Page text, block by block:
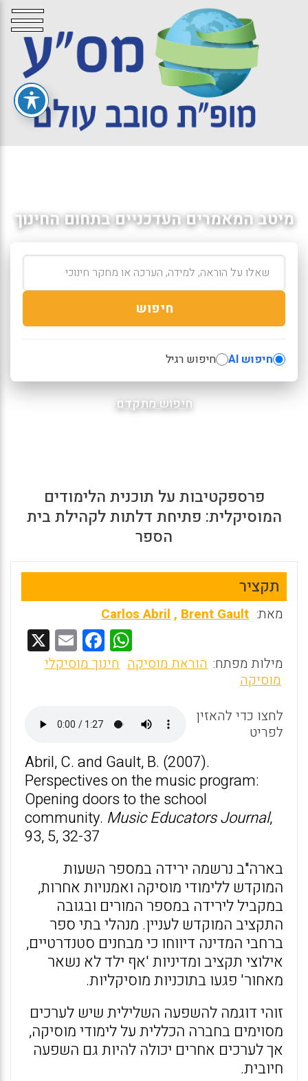
מיטב המאמרים העדכניים בתחום החינוך
חיפוש
חיפוש AI חיפוש רגיל
חיפוש מתקדם
פרספקטיבות על תוכנית הלימודים
המוסיקלית: פתיחת דלתות לקהילת בית
הספר
תקציר
מאת: Carlos Abril,Brent Gault
W
h
A
p
p
F
a
o
o
k
E
m מילות מפתח: הוראת מוסיקה חינוך מוסיקלי
מוסיקה
לחצו כדי להאזין
לפריט
Abril, C. and Gault, B. (2007).
Perspectives on the music program:
Opening doors to the school
community. Music Educators Journal,
93, 5, 32-37
בארה"ב נרשמה ירידה במספר השעות
המוקדש ללימודי מוסיקה ואמנויות אחרות,
במקביל לירידה במספר המורים ובגובה
התקציב המוקדש לעניין. מנהלי בתי ספר
ברחבי המדינה דיווחו כי מבחנים סטנדרטיים,
אילוצי תקציב ומדיניות 'אף ילד לא נשאר
מאחור' פגעו בתוכניות מוסיקליות.
זוהי דוגמה להשפעה השלילית שיש לערכים
מסוימים בחברה הכללית על לימודי מוסיקה,
אך לערכים אחרים יכולה להיות גם השפעה
חיובית.